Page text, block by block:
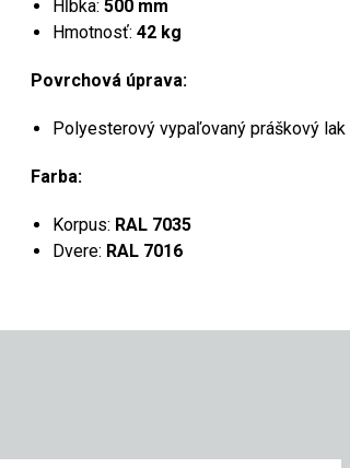
Hĺbka: 500 mm
Hmotnosť: 42 kg
Povrchová úprava:
Polyesterový vypaľovaný práškový lak
Farba:
Korpus: RAL 7035
Dvere: RAL 7016